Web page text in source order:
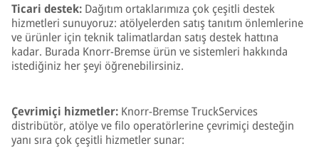
Ticari destek: Dağıtım ortaklarımıza çok çeşitli destek
hizmetleri sunuyoruz: atölyelerden satış tanıtım önlemlerine
ve ürünler için teknik talimatlardan satış destek hattına
kadar. Burada Knorr-Bremse ürün ve sistemleri hakkında
istediğiniz her şeyi öğrenebilirsiniz.
Çevrimiçi hizmetler: Knorr-Bremse TruckServices
distribütör, atölye ve filo operatörlerine çevrimiçi desteğin
yanı sıra çok çeşitli hizmetler sunar: